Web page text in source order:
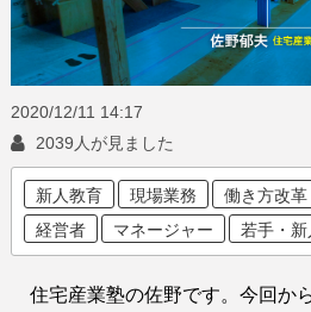
2020/12/11 14:17
2039人が見ました
新人教育 現場業務 働き方改革
経営者
マネージャー 若手・新
住宅産業塾の佐野です。今回か